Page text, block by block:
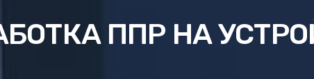
ППР НА